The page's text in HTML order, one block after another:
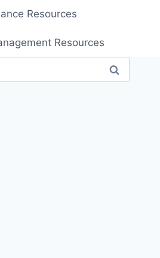
Resources
Resources